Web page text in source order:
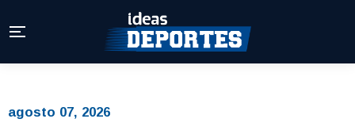
agosto 07, 2026